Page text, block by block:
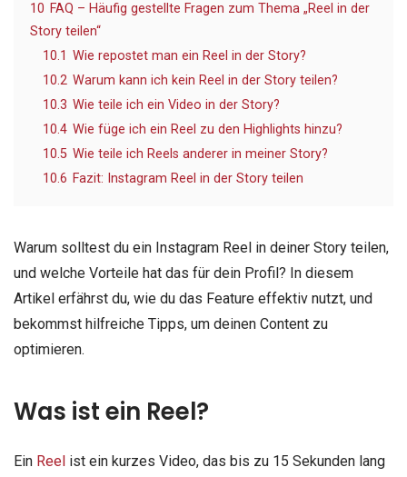
10 FAQ – Häufig gestellte Fragen zum Thema „Reel in der
Story teilen“
10.1 Wie repostet man ein Reel in der Story?
10.2 Warum kann ich kein Reel in der Story teilen?
10.3 Wie teile ich ein Video in der Story?
10.4 Wie füge ich ein Reel zu den Highlights hinzu?
10.5 Wie teile ich Reels anderer in meiner Story?
10.6 Fazit: Instagram Reel in der Story teilen
Warum solltest du ein Instagram Reel in deiner Story teilen,
und welche Vorteile hat das für dein Profil? In diesem
Artikel erfährst du, wie du das Feature effektiv nutzt, und
bekommst hilfreiche Tipps, um deinen Content zu
optimieren.
Was ist ein Reel?
Ein Reel ist ein kurzes Video, das bis zu 15 Sekunden lang